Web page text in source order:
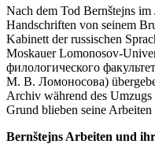
Nach dem Tod Bernštejns
Handschriften von seinem
Kabinett der russischen
Moskauer Lomonosov-
филологического
М. В. Ломоносова)
Archiv während des Umzugs
Grund blieben seine
Bernštejns Arbeiten und